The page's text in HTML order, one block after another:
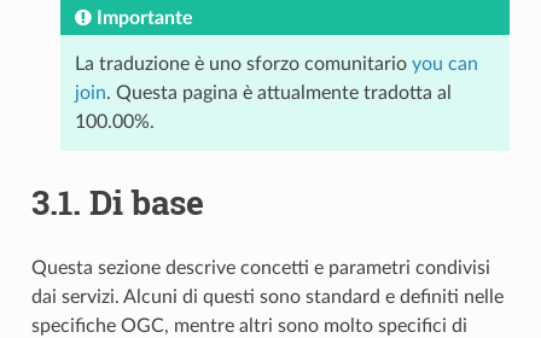
Importante
La traduzione è uno sforzo comunitario you can
join. Questa pagina è attualmente tradotta al
100.00%.
3.1. Di base
Questa sezione descrive concetti e parametri condivisi
dai servizi. Alcuni di questi sono standard e definiti nelle
specifiche OGC, mentre altri sono molto specifici di